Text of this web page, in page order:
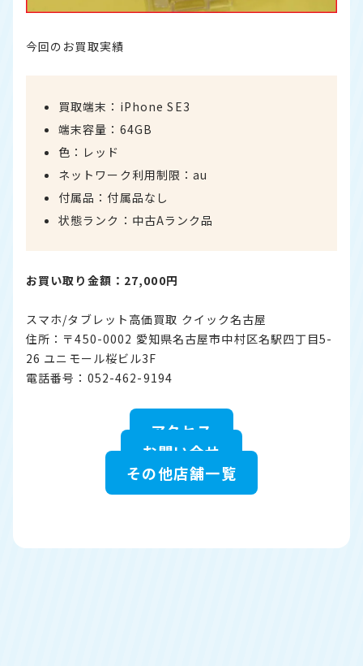
今回のお買取実績
買取端末：iPhone SE3
端末容量：64GB
色：レッド
ネットワーク利用制限：au
付属品：付属品なし
状態ランク：中古Aランク品
お買い取り金額：27,000円
スマホ/タブレット高価買取 クイック名古屋
住所：〒450-0002 愛知県名古屋市中村区名駅四丁目5-
26 ユニモール桜ビル3F
電話番号：052-462-9194
アクセス
お問い合せ
その他店舗一覧